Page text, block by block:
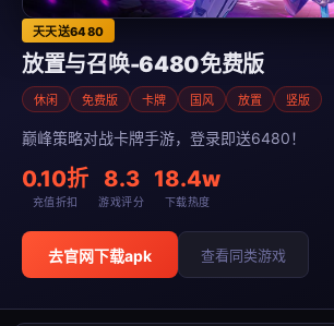
天天送6480
放置与召唤-6480免费版
休闲 免费版 卡牌 国风 放置 竖版
巅峰策略对战卡牌手游，登录即送6480！
0.10折
充值折扣
8.3
游戏评分
18.4w
下载热度
去官网下载apk 查看同类游戏